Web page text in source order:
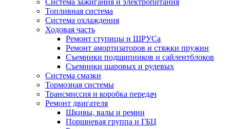
Система зажигания и электропитания
Топливная система
Система охлаждения
Ходовая часть
Ремонт ступицы и ШРУСа
Ремонт амортизаторов и стяжки пружин
Съемники подшипников и сайлентблоков
Съемники шаровых и рулевых
Система смазки
Тормозная системы
Трансмиссия и коробка передач
Ремонт двигателя
Шкивы, валы и ремни
Поршневая группа и ГБЦ